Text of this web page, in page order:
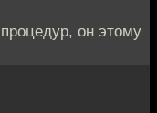
он этому